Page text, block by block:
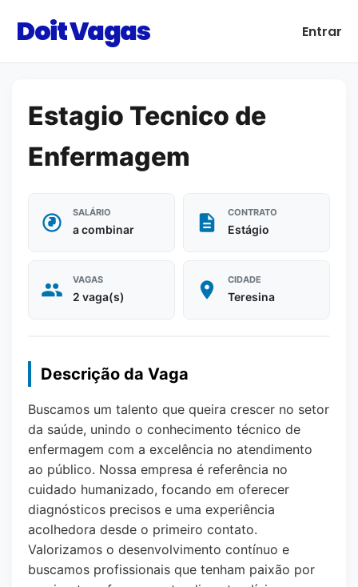
Doit Vagas Entrar
Estagio Tecnico de
Enfermagem
SALÁRIO
a combinar
CONTRATO
Estágio
VAGAS
2 vaga(s)
CIDADE
Teresina
Descrição da Vaga
Buscamos um talento que queira crescer no setor
da saúde, unindo o conhecimento técnico de
enfermagem com a excelência no atendimento
ao público. Nossa empresa é referência no
cuidado humanizado, focando em oferecer
diagnósticos precisos e uma experiência
acolhedora desde o primeiro contato.
Valorizamos o desenvolvimento contínuo e
buscamos profissionais que tenham paixão por